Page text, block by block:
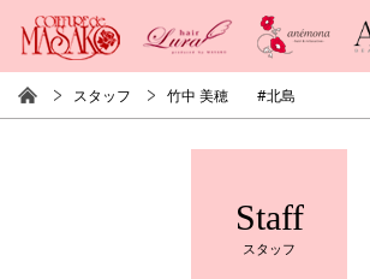
スタッフ 竹中 美穂 #北島
Staff
スタッフ